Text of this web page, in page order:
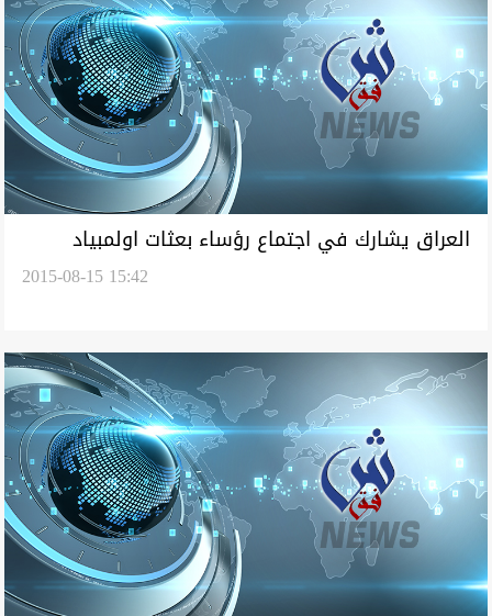
العراق يشارك في اجتماع رؤساء بعثات اولمبياد
2015-08-15 15:42